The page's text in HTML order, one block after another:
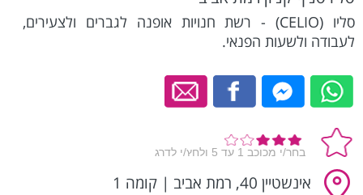
סליו (CELIO) - רשת חנויות אופנה לגברים ולצעירים,
לעבודה ולשעות הפנאי.
אינשטיין 40, רמת אביב | קומה 1